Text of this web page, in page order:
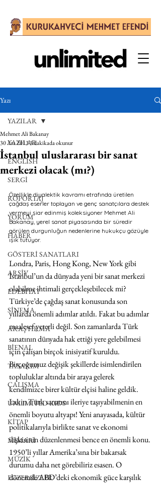
Yazı
YAZILAR
ENGLISH
SERGİ
RÖPORTAJ
YORUM
HABER
GÖSTERİ SANATLARI
ARŞİV
EDEBİYAT
SİNEMA
ARAŞTIRMA
BİENAL
TASARIM
ÇALIŞMA
UNLIMITED KIDS
KİTAP
MİMARİ
MÜZİK
EGZERSİZLER
YAZILAR
İstanbul uluslararası bir sanat
merkezi olacak (mı?)
Mehmet Ali Bakanay
30 Ara 20133 dakikada okunur
Özellikle diyalektik kavramı etrafında üretilen
çağdaş eserler toplayan ve genç sanatçılara destek
vermeyi şiar edinmiş koleksiyoner Mehmet Ali
Bakanay, yerel sanat piyasasında bir süredir
görülen durgunluğun nedenlerine hukukçu gözüyle
ışık tutuyor.
Londra, Paris, Hong Kong, New York gibi
İstanbul’un da dünyada yeni bir sanat merkezi
olabilme ihtimali gerçekleşebilecek mi?
Türkiye’de çağdaş sanat konusunda son
yıllarda önemli adımlar atıldı. Fakat bu adımlar
maalesef yeterli değil. Son zamanlarda Türk
sanatının dünyada hak ettiği yere gelebilmesi
için çalışan birçok inisiyatif kuruldu.
Birçoğumuz değişik şekillerde isimlendirilen
topluluklar altında bir araya gelerek
kendimizce birer kültür elçisi haline geldik.
Lakin Türk sanatını ileriye taşıyabilmenin en
önemli boyutu altyapı! Yeni anayasada, kültür
politikalarıyla birlikte sanat ve ekonomi
ilişkisinin düzenlenmesi bence en önemli konu.
1950’li yıllar Amerika’sına bir bakarsak
durumu daha net görebiliriz esasen. O
dönemde ABD’deki ekonomik güce karşılık